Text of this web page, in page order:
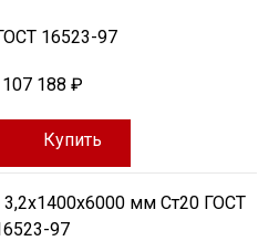
16523-97
107 188 ₽
Купить
мм Ст20 ГОСТ
97